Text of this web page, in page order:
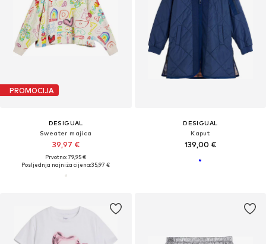
PROMOCIJA
DESIGUAL
Sweater majica
39,97 €
Prvotno: 79,95 €
Posljednja najniža cijena:35,97 €
DESIGUAL
Kaput
139,00 €